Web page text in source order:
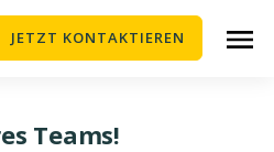
JETZT KONTAKTIEREN
Teams!